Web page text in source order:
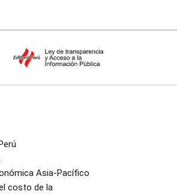
Asia-Pacífico
costo de la